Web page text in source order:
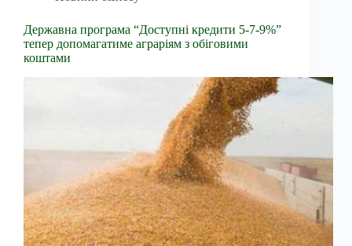
Державна програма “Доступні кредити 5-7-9%”
тепер допомагатиме аграріям з обіговими
коштами